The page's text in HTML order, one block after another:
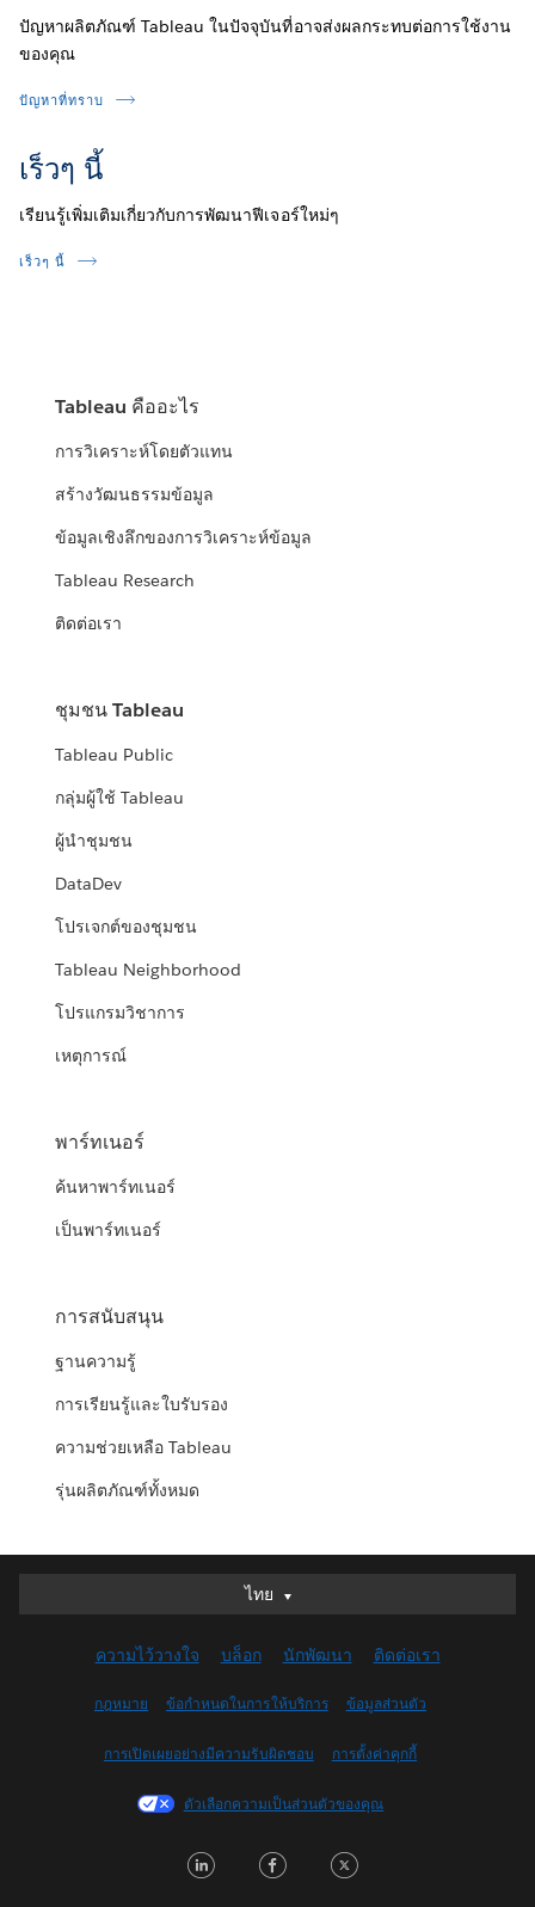
ปัญหาผลิตภัณฑ์ Tableau ในปัจจุบันที่อาจส่งผลกระทบต่อการใช้งาน
ของคุณ
ปัญหาที่ทราบ
เร็วๆ นี้
เรียนรู้เพิ่มเติมเกี่ยวกับการพัฒนาฟีเจอร์ใหม่ๆ
เร็วๆ นี้
Tableau คืออะไร
การวิเคราะห์โดยตัวแทน
สร้างวัฒนธรรมข้อมูล
ข้อมูลเชิงลึกของการวิเคราะห์ข้อมูล
Tableau Research
ติดต่อเรา
ชุมชน Tableau
Tableau Public
กลุ่มผู้ใช้ Tableau
ผู้นำชุมชน
DataDev
โปรเจกต์ของชุมชน
Tableau Neighborhood
โปรแกรมวิชาการ
เหตุการณ์
พาร์ทเนอร์
ค้นหาพาร์ทเนอร์
เป็นพาร์ทเนอร์
การสนับสนุน
ฐานความรู้
การเรียนรู้และใบรับรอง
ความช่วยเหลือ Tableau
รุ่นผลิตภัณฑ์ทั้งหมด
ไทย
ไทย
English (UK)
English (US)
Français (Canada)
Français (France)
日本語
ความไว้วางใจ บล็อก นักพัฒนา ติดต่อเรา
กฎหมาย ข้อกำหนดในการให้บริการ ข้อมูลส่วนตัว
การเปิดเผยอย่างมีความรับผิดชอบ การตั้งค่าคุกกี้
ตัวเลือกความเป็นส่วนตัวของคุณ